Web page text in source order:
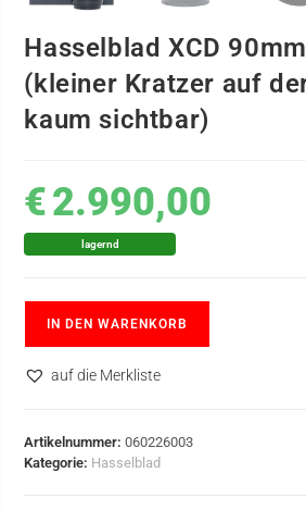
Hasselblad XCD
(kleiner Kratzer auf
kaum sichtbar)
€2.990,00
lagernd
IN DEN WARENKORB
auf die Merkliste
Artikelnummer:060226003
Kategorie: Hasselblad